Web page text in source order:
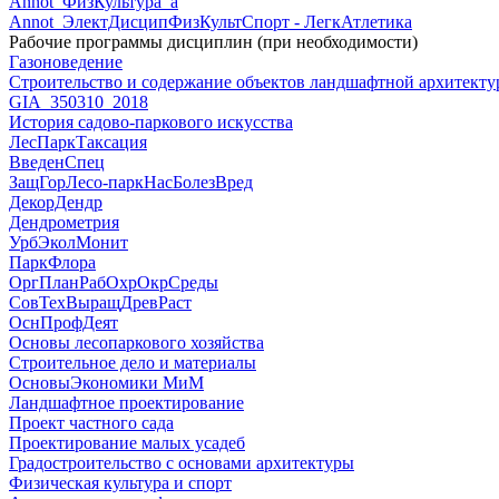
Annot_ЭлектДисципФизКультСпорт - ЛегкАтлетика
Рабочие программы дисциплин (при необходимости)
Газоноведение
Строительство и содержание объектов ландшафтной
GIA_350310_2018
История садово-паркового искусства
ЛесПаркТаксация
ВведенСпец
ЗащГорЛесо-паркНасБолезВред
ДекорДендр
Дендрометрия
УрбЭколМонит
ПаркФлора
ОргПланРабОхрОкрСреды
СовТехВыращДревРаст
ОснПрофДеят
Основы лесопаркового хозяйства
Строительное дело и материалы
ОсновыЭкономики МиМ
Ландшафтное проектирование
Проект частного сада
Проектирование малых усадеб
Градостроительство с основами архитектуры
Физическая культура и спорт